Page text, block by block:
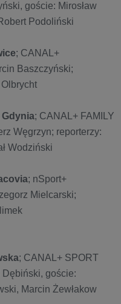
goście: Mirosław
Podoliński
; CANAL+
Baszczyński;
Gdynia; CANAL+ FAMILY
Węgrzyn; reporterzy:
Wodziński
; nSport+
Mielcarski;
; CANAL+ SPORT
Dębiński, goście:
Marcin Żewłakow